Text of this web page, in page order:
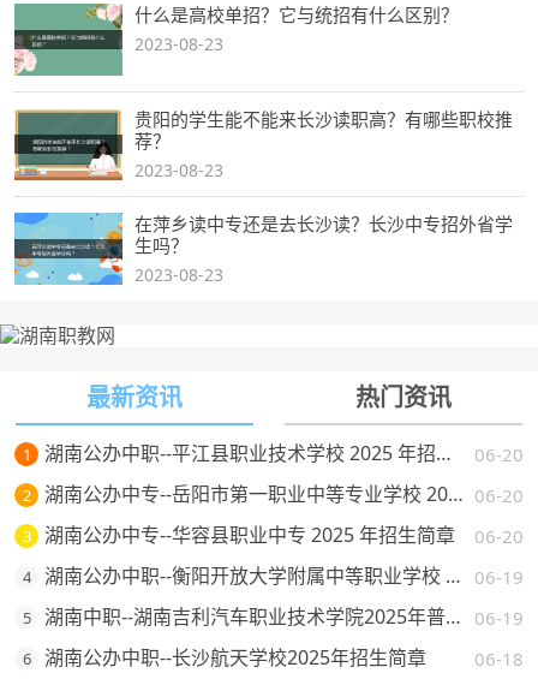
什么是高校单招？它与统招有什么区别？
2023-08-23
贵阳的学生能不能来长沙读职高？有哪些职校推
荐？
2023-08-23
在萍乡读中专还是去长沙读？长沙中专招外省学
生吗？
2023-08-23
最新资讯 热门资讯
1 06-20
湖南公办中职--平江县职业技术学校 2025 年招生简章
2 06-20
湖南公办中专--岳阳市第一职业中等专业学校 2025 年招生简章
3 06-20
湖南公办中专--华容县职业中专 2025 年招生简章
4 06-19
湖南公办中职--衡阳开放大学附属中等职业学校 2025 年招生简章
5 06-19
湖南中职--湖南吉利汽车职业技术学院2025年普通高校招生章程
6 06-18
湖南公办中职--长沙航天学校2025年招生简章